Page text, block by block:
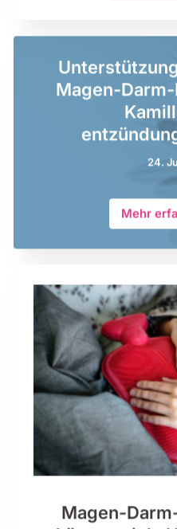
Magen-
24.
Mehr
Magen-